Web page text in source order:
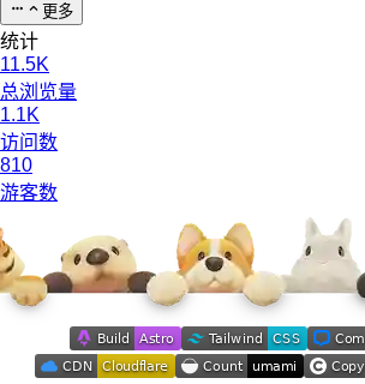
更多
统计
11.5K
总浏览量
1.1K
访问数
810
游客数